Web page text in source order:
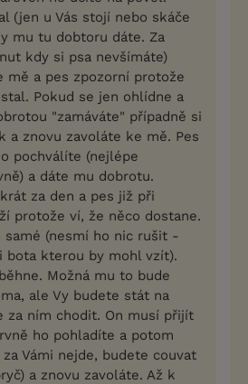
(jen u Vás stojí nebo skáče
mu tu dobtoru dáte. Za
kdy si psa nevšímáte)
mě a pes zpozorní protože
Pokud se jen ohlídne a
"zamáváte" případně si
a znovu zavoláte ke mě. Pes
pochválíte (nejlépe
a dáte mu dobrotu.
za den a pes již při
protože ví, že něco dostane.
(nesmí ho nic rušit -
bota kterou by mohl vzít).
Možná mu to bude
ale Vy budete stát na
za ním chodit. On musí přijít
ho pohladíte a potom
Vámi nejde, budete couvat
a znovu zavoláte. Až k